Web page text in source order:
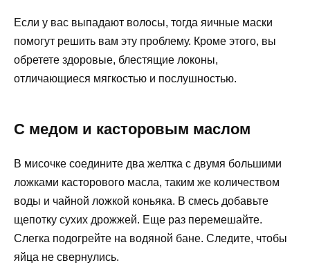
Если у вас выпадают волосы, тогда яичные маски
помогут решить вам эту проблему. Кроме этого, вы
обретете здоровые, блестящие локоны,
отличающиеся мягкостью и послушностью.
С медом и касторовым маслом
В мисочке соедините два желтка с двумя большими
ложками касторового масла, таким же количеством
воды и чайной ложкой коньяка. В смесь добавьте
щепотку сухих дрожжей. Еще раз перемешайте.
Слегка подогрейте на водяной бане. Следите, чтобы
яйца не свернулись.